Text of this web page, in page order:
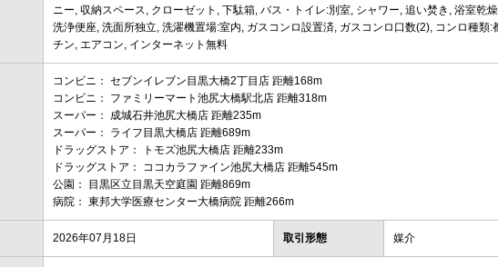
ニー, 収納スペース, クローゼット, 下駄箱, バス・トイレ:別室, シャワー, 追い焚き, 浴室乾
洗浄便座, 洗面所独立, 洗濯機置場:室内, ガスコンロ設置済, ガスコンロ口数(2), コンロ種類:
チン, エアコン, インターネット無料
コンビニ： セブンイレブン目黒大橋2丁目店 距離168m
コンビニ： ファミリーマート池尻大橋駅北店 距離318m
スーパー： 成城石井池尻大橋店 距離235m
スーパー： ライフ目黒大橋店 距離689m
ドラッグストア： トモズ池尻大橋店 距離233m
ドラッグストア： ココカラファイン池尻大橋店 距離545m
公園： 目黒区立目黒天空庭園 距離869m
病院： 東邦大学医療センター大橋病院 距離266m
2026年07月18日 取引形態 媒介